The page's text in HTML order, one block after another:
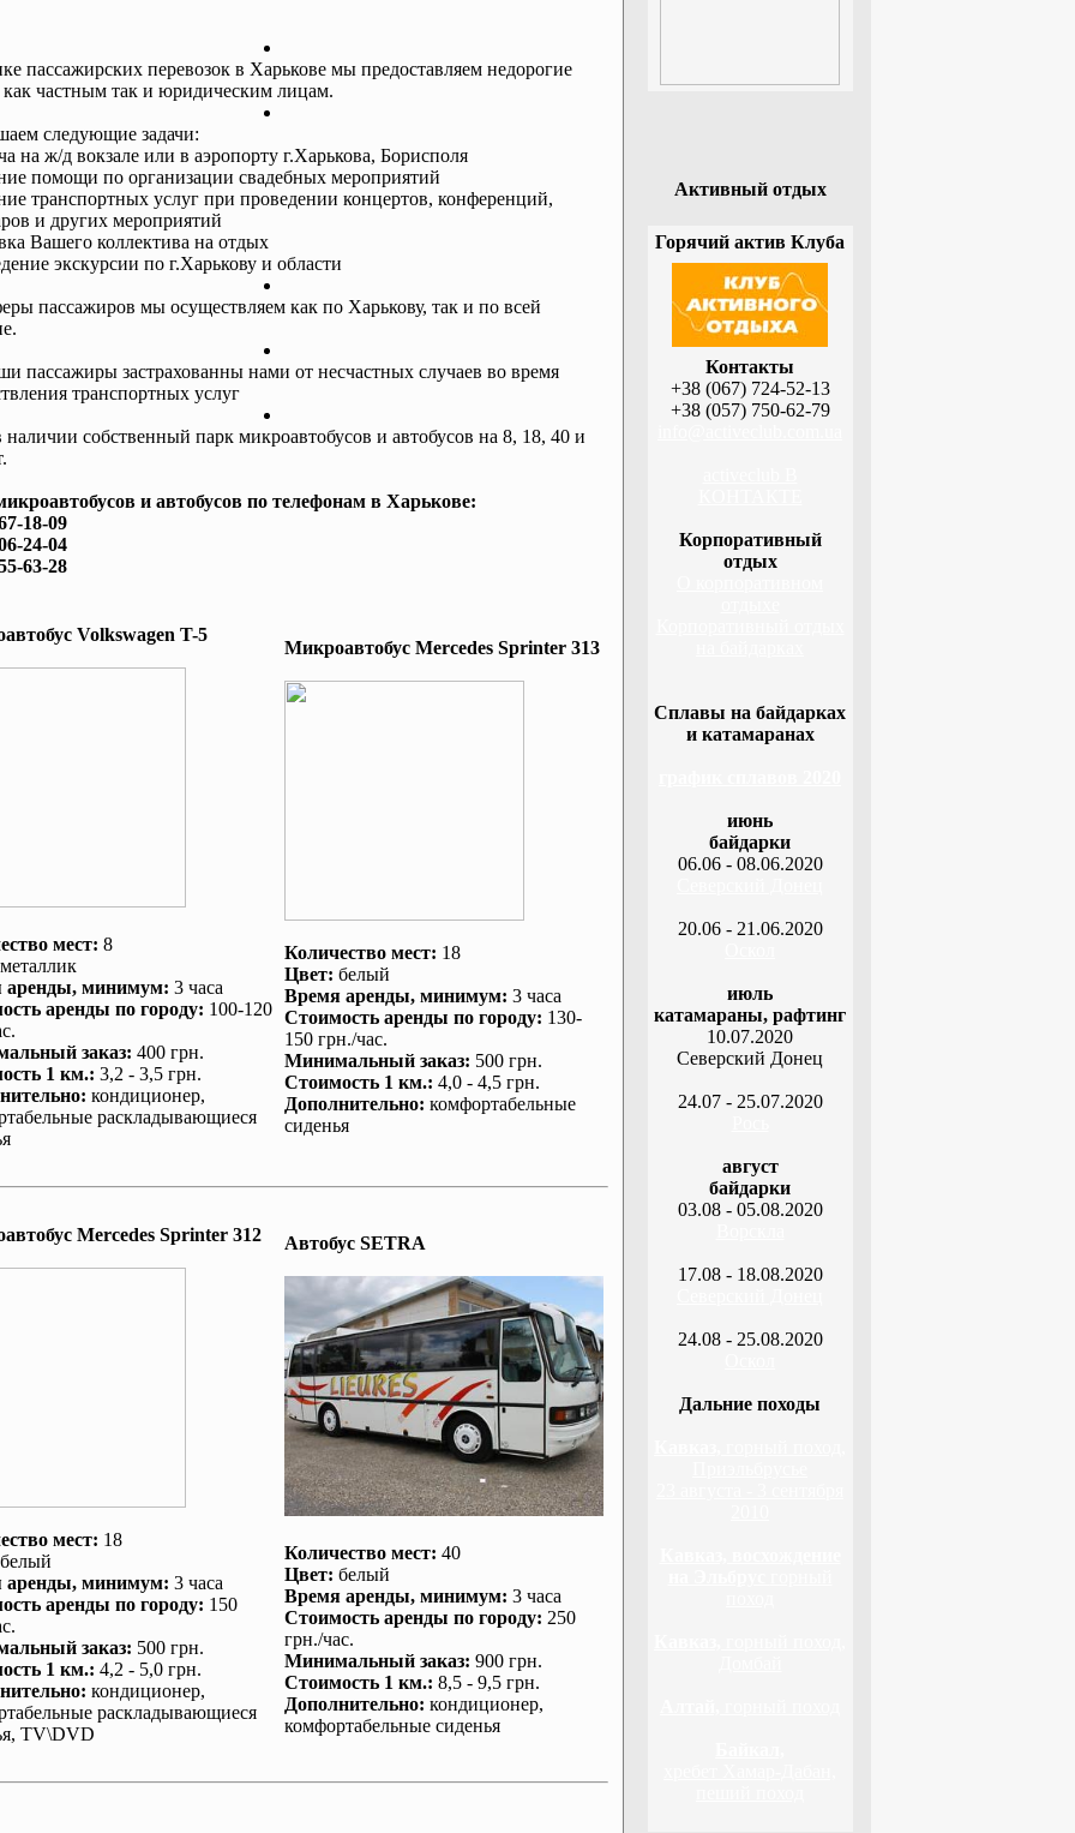
пассажирских перевозок в Харькове мы предоставляем недорогие
как частным так и юридическим лицам.
следующие задачи:
на ж/д вокзале или в аэропорту г.Харькова, Борисполя
помощи по организации свадебных мероприятий
транспортных услуг при проведении концертов, конференций,
и других мероприятий
Вашего коллектива на отдых
экскурсии по г.Харькову и области
пассажиров мы осуществляем как по Харькову, так и по всей
пассажиры застрахованны нами от несчастных случаев во время
транспортных услуг
наличии собственный парк микроавтобусов и автобусов на 8, 18, 40 и
и автобусов по телефонам в Харькове:
18-09
24-04
63-28
Volkswagen T-5
мест: 8
металлик
аренды, минимум: 3 часа
аренды по городу: 100-120
заказ: 400 грн.
1 км.: 3,2 - 3,5 грн.
: кондиционер,
раскладывающиеся
Микроавтобус Mеrcedes Sprinter 313
Количество мест: 18
Цвет: белый
Время аренды, минимум: 3 часа
Стоимость аренды по городу: 130-
150 грн./час.
Минимальный заказ: 500 грн.
Стоимость 1 км.: 4,0 - 4,5 грн.
Дополнительно: комфортабельные
сиденья
Mеrcedes Sprinter 312
мест: 18
белый
аренды, минимум: 3 часа
аренды по городу: 150
заказ: 500 грн.
1 км.: 4,2 - 5,0 грн.
: кондиционер,
раскладывающиеся
TV\DVD
Автобус SETRA
Количество мест: 40
Цвет: белый
Время аренды, минимум: 3 часа
Стоимость аренды по городу: 250
грн./час.
Минимальный заказ: 900 грн.
Стоимость 1 км.: 8,5 - 9,5 грн.
Дополнительно: кондиционер,
комфортабельные сиденья
Активный отдых
Горячий актив Клуба
Контакты
+38 (067) 724-52-13
+38 (057) 750-62-79
Корпоративный
отдых
Сплавы на байдарках
и катамаранах
июнь
байдарки
06.06 - 08.06.2020
20.06 - 21.06.2020
июль
катамараны, рафтинг
10.07.2020
Северский Донец
24.07 - 25.07.2020
август
байдарки
03.08 - 05.08.2020
17.08 - 18.08.2020
24.08 - 25.08.2020
Дальние походы